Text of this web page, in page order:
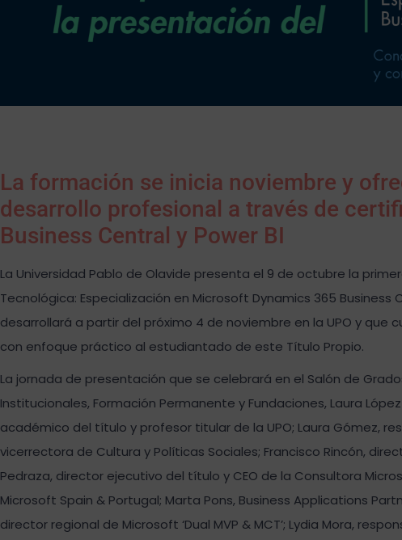
La formación se inicia noviembre y
desarrollo profesional a través de
Business Central y Power BI
La Universidad Pablo de Olavide presenta el 9 de octubre la
Tecnológica: Especialización en Microsoft Dynamics 365
desarrollará a partir del próximo 4 de noviembre en la UPO y
con enfoque práctico al estudiantado de este Título Propio.
La jornada de presentación que se celebrará en el Salón de
Institucionales, Formación Permanente y Fundaciones, Laura
académico del título y profesor titular de la UPO; Laura Gómez,
vicerrectora de Cultura y Políticas Sociales; Francisco Rincón,
Pedraza, director ejecutivo del título y CEO de la Consultora
Microsoft Spain & Portugal; Marta Pons, Business Applications
director regional de Microsoft ‘Dual MVP & MCT’; Lydia Mora,